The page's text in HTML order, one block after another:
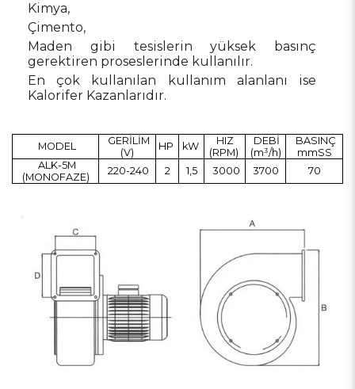
Kimya,
Çimento,
Maden gibi tesislerin yüksek basınç
gerektiren proseslerinde kullanılır.
En çok kullanılan kullanım alanlanı ise
Kalorifer Kazanlarıdır.
MODEL
GERİLİM
(V)
HP kW
HIZ
(RPM)
DEBİ
(m³/h)
BASINÇ
mmSS
ALK-5M
(MONOFAZE)
220-240 2 1,5 3000 3700 70